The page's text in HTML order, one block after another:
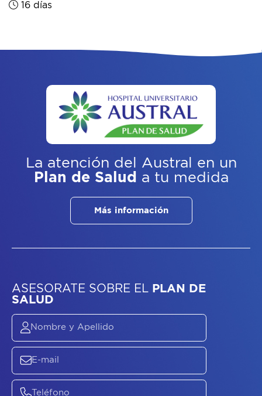
16 días
La atención del Austral
en un
Plan de Salud a tu medida
Más información
ASESORATE SOBRE
SALUD